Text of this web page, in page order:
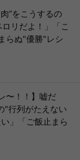
”をこうするの
リだよ！」「こ
らぬ"優勝"レシ
〜！！】嘘だ
"行列がたえない
」「ご飯止まら